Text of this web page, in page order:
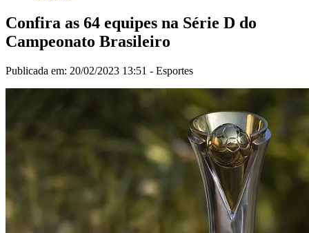
Confira as 64 equipes na Série D do
Campeonato Brasileiro
Publicada em: 20/02/2023 13:51 - Esportes